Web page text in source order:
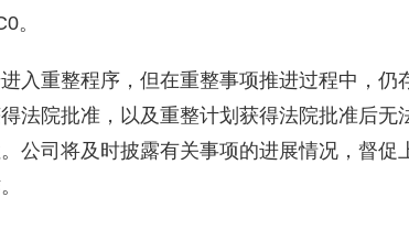
。
入重整程序，但在重整事项推进过程中，仍
法院批准，以及重整计划获得法院批准后无
公司将及时披露有关事项的进展情况，督促